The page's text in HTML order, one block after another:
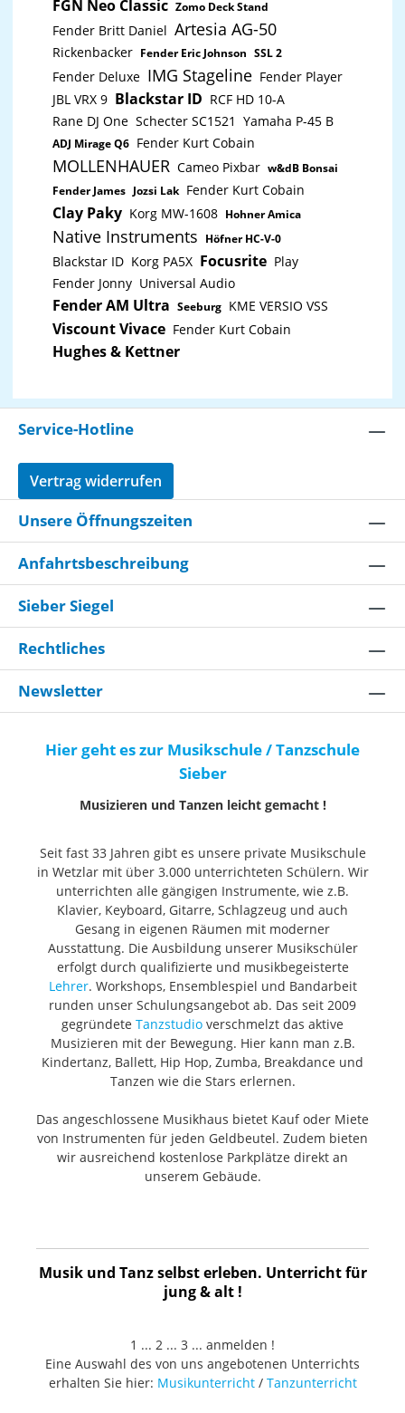
20 cm Gewicht 10,6 kg Trageriemen Ergoline
Trageriemen Koffer Koffer
Grundlage, um Musik verstehen zu lernen. Musik ist
eine universelle Sprache, die alle gleich stellt. Das
Akkordeon mit seinen vielfältigen Wurzeln und
kulturellen Einflüssen bietet eine ideale Grundlage für
Austausch und Integration. Ergonomische
Konstruktion: Entwickelt für optimalen Spielkomfort
für Kinder von 4 7 Jahren. Geringes Gewicht nur 2950
g: Durch Einsatz innovativer Materialien. Click and
Play-System: Das HOHNER XS ist dank des neuen Click
and Play-Tragesystems einfach anzulegen. Robuste
Bauweise: Gehäuse und Innenkonstruktion aus
strapazierfähigem Kunststoff. Verstellbare
Handschlaufe: Für Kinder Erwachsene gleichermaßen
angenehm spielbar.
FGN Neo Classic Zomo Deck Stand
Fender Britt Daniel Artesia AG-50
Rickenbacker Fender Eric Johnson SSL 2
Fender Deluxe IMG Stageline Fender Player
JBL VRX 9 Blackstar ID RCF HD 10-A
Rane DJ One Schecter SC1521 Yamaha P-45 B
ADJ Mirage Q6 Fender Kurt Cobain
MOLLENHAUER Cameo Pixbar w&dB Bonsai
Fender James Jozsi Lak Fender Kurt Cobain
Clay Paky Korg MW-1608 Hohner Amica
Native Instruments Höfner HC-V-0
Blackstar ID Korg PA5X Focusrite Play
Fender Jonny Universal Audio
Fender AM Ultra Seeburg KME VERSIO VSS
Viscount Vivace Fender Kurt Cobain
Hughes & Kettner
Service-Hotline
Vertrag widerrufen
Unsere Öffnungszeiten
Anfahrtsbeschreibung
Sieber Siegel
Rechtliches
Newsletter
Hier geht es zur Musikschule / Tanzschule
Sieber
Musizieren und Tanzen leicht gemacht !
Seit fast 33 Jahren gibt es unsere private Musikschule
in Wetzlar mit über 3.000 unterrichteten Schülern. Wir
unterrichten alle gängigen Instrumente, wie z.B.
Klavier, Keyboard, Gitarre, Schlagzeug und auch
Gesang in eigenen Räumen mit moderner
Ausstattung. Die Ausbildung unserer Musikschüler
erfolgt durch qualifizierte und musikbegeisterte
Lehrer. Workshops, Ensemblespiel und Bandarbeit
runden unser Schulungsangebot ab. Das seit 2009
gegründete Tanzstudio verschmelzt das aktive
Musizieren mit der Bewegung. Hier kann man z.B.
Kindertanz, Ballett, Hip Hop, Zumba, Breakdance und
Tanzen wie die Stars erlernen.
Das angeschlossene Musikhaus bietet Kauf oder Miete
von Instrumenten für jeden Geldbeutel. Zudem bieten
wir ausreichend kostenlose Parkplätze direkt an
unserem Gebäude.
Musik und Tanz selbst erleben. Unterricht für
jung & alt !
1 ... 2 ... 3 ... anmelden !
Eine Auswahl des von uns angebotenen Unterrichts
erhalten Sie hier: Musikunterricht/ Tanzunterricht